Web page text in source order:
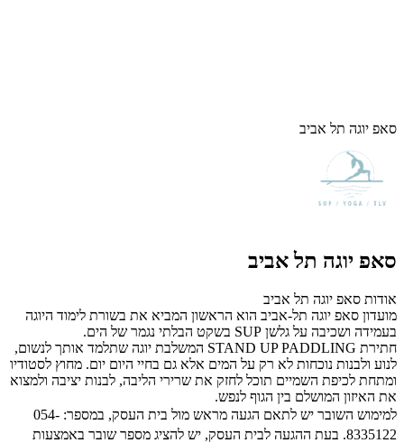
סאפ יוגה תל אביב
סאפ יוגה תל אביב
אודות סאפ יוגה תל אביב
מועדון סאפ יוגה תל-אביב הוא הראשון המביא את בשורת לימוד היוגה
בעמידה ושכיבה על גלשן SUP בשקט הבלתי נגמר של הים.
חתירת STAND UP PADDLING המשלבת יוגה שתלמד אותך לנשום,
לנוע ולבנות נוכחות לא רק על המים אלא גם בחיי היום יום. מחוץ לסטודיו
ומתחת לכיפת השמיים תוכל לחזק את שרירי הליבה, לבנות יציבה ולמצוא
את האיזון המושלם בין הגוף לנפש.
למימוש השובר יש לתאם הגעה מראש מול בית העסק, במספר: 054-
8335122. בעת ההגעה לבית העסק, יש להציג מספר שובר באמצעות